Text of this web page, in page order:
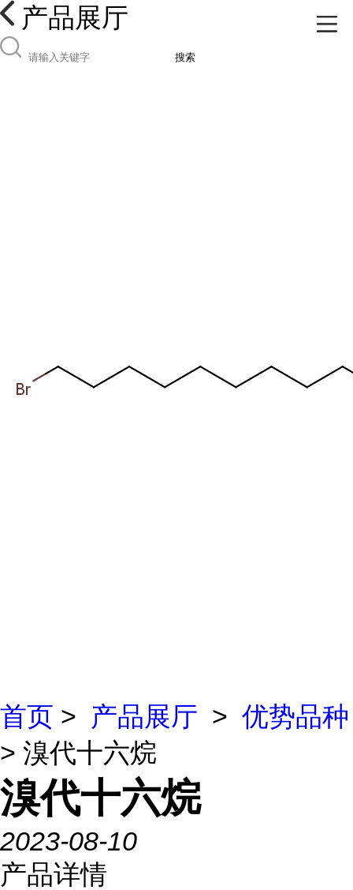
产品展厅
搜索
首页 > 产品展厅 > 优势品种
> 溴代十六烷
溴代十六烷
2023-08-10
产品详情